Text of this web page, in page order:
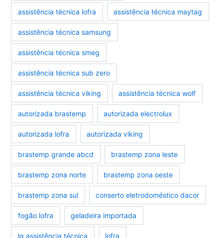
assistência técnica lofra assistência técnica maytag
assistência técnica samsung
assistência técnica smeg
assistência técnica sub zero
assistência técnica viking assistência técnica wolf
autorizada brastemp autorizada electrolux
autorizada lofra autorizada viking
brastemp grande abcd brastemp zona leste
brastemp zona norte brastemp zona oeste
brastemp zona sul conserto eletrodoméstico dacor
fogão lofra geladeira importada
lg assistência técnica lofra